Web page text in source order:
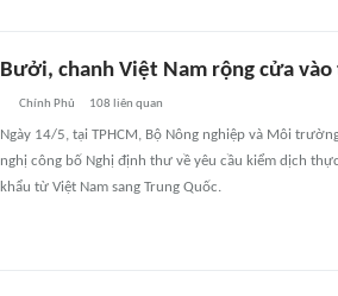
Bưởi, chanh Việt Nam rộng cửa
Chính Phủ 108 liên quan
Ngày 14/5, tại TPHCM, Bộ Nông nghiệp và Môi
nghị công bố Nghị định thư về yêu cầu kiểm dịch
khẩu từ Việt Nam sang Trung Quốc.